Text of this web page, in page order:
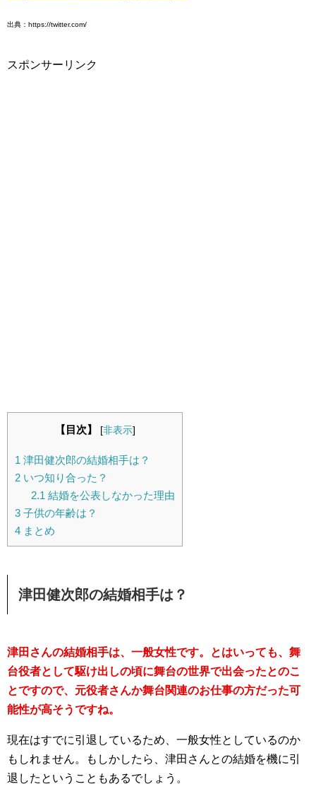
出典：https://twitter.com/
スポンサーリンク
【目次】 [非表示]
1 津田健次郎の結婚相手は？
2 いつ知り合った？
2.1 結婚を公表しなかった理由
3 子供の年齢は？
4 まとめ
津田健次郎の結婚相手は？
津田さんの結婚相手は、一般女性です。とはいっても、舞
台役者として駆け出しの頃に舞台の世界で出会ったとのこ
とですので、元役者さんか舞台関連のお仕事の方だった可
能性が高そうですね。
現在はすでに引退しているため、一般女性としているのか
もしれません。もしかしたら、津田さんとの結婚を機に引
退したということもあるでしょう。